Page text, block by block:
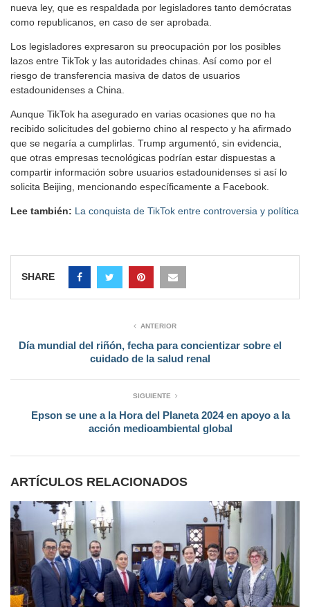
nueva ley, que es respaldada por legisladores tanto demócratas
como republicanos, en caso de ser aprobada.
Los legisladores expresaron su preocupación por los posibles
lazos entre TikTok y las autoridades chinas. Así como por el
riesgo de transferencia masiva de datos de usuarios
estadounidenses a China.
Aunque TikTok ha asegurado en varias ocasiones que no ha
recibido solicitudes del gobierno chino al respecto y ha afirmado
que se negaría a cumplirlas. Trump argumentó, sin evidencia,
que otras empresas tecnológicas podrían estar dispuestas a
compartir información sobre usuarios estadounidenses si así lo
solicita Beijing, mencionando específicamente a Facebook.
Lee también: La conquista de TikTok entre controversia y política
SHARE
ANTERIOR
Día mundial del riñón, fecha para concientizar sobre el
cuidado de la salud renal
SIGUIENTE
Epson se une a la Hora del Planeta 2024 en apoyo a la
acción medioambiental global
ARTÍCULOS RELACIONADOS